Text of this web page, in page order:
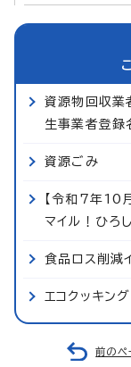
資源物回収業
生事業者登録
資源ごみ
【令和7年10
マイル！ひろ
食品ロス削減
エコクッキング
前のペ